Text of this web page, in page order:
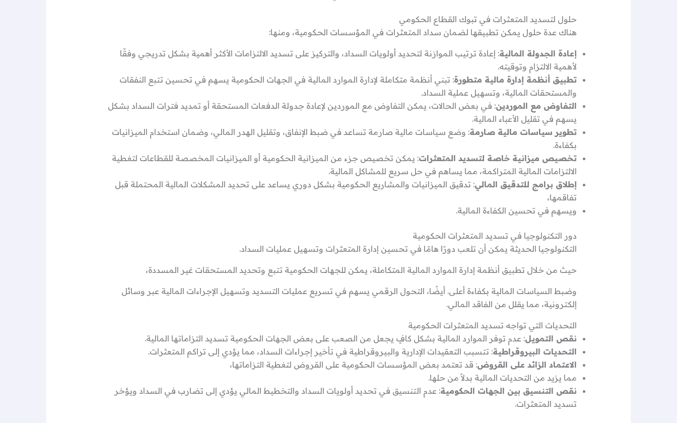
حلول لتسديد المتعثرات في تبوك القطاع الحكومي
هناك عدة حلول يمكن تطبيقها لضمان سداد المتعثرات في المؤسسات الحكومية، ومنها:
إعادة الجدولة المالية: إعادة ترتيب الموازنة لتحديد أولويات السداد، والتركيز على تسديد الالتزامات الأكثر أهمية بشكل تدريجي وفقًا
لأهمية الالتزام وتوقيته.
تطبيق أنظمة إدارة مالية متطورة: تبني أنظمة متكاملة لإدارة الموارد المالية في الجهات الحكومية يسهم في تحسين تتبع النفقات
والمستحقات المالية، وتسهيل عملية السداد.
التفاوض مع الموردين: في بعض الحالات، يمكن التفاوض مع الموردين لإعادة جدولة الدفعات المستحقة أو تمديد فترات السداد بشكل
يسهم في تقليل الأعباء المالية.
تطوير سياسات مالية صارمة: وضع سياسات مالية صارمة تساعد في ضبط الإنفاق، وتقليل الهدر المالي، وضمان استخدام الميزانيات
بكفاءة.
تخصيص ميزانية خاصة لتسديد المتعثرات: يمكن تخصيص جزء من الميزانية الحكومية أو الميزانيات المخصصة للقطاعات لتغطية
الالتزامات المالية المتراكمة، مما يساهم في حل سريع للمشاكل المالية.
إطلاق برامج للتدقيق المالي: تدقيق الميزانيات والمشاريع الحكومية بشكل دوري يساعد على تحديد المشكلات المالية المحتملة قبل
تفاقمها،
ويسهم في تحسين الكفاءة المالية.
دور التكنولوجيا في تسديد المتعثرات الحكومية
التكنولوجيا الحديثة يمكن أن تلعب دورًا هامًا في تحسين إدارة المتعثرات وتسهيل عمليات السداد.
حيث من خلال تطبيق أنظمة إدارة الموارد المالية المتكاملة، يمكن للجهات الحكومية تتبع وتحديد المستحقات غير المسددة،
وضبط السياسات المالية بكفاءة أعلى. أيضًا، التحول الرقمي يسهم في تسريع عمليات التسديد وتسهيل الإجراءات المالية عبر وسائل
إلكترونية، مما يقلل من الفاقد المالي.
التحديات التي تواجه تسديد المتعثرات الحكومية
نقص التمويل: عدم توفر الموارد المالية بشكل كافٍ يجعل من الصعب على بعض الجهات الحكومية تسديد التزاماتها المالية.
التحديات البيروقراطية: تتسبب التعقيدات الإدارية والبيروقراطية في تأخير إجراءات السداد، مما يؤدي إلى تراكم المتعثرات.
الاعتماد الزائد على القروض: قد تعتمد بعض المؤسسات الحكومية على القروض لتغطية التزاماتها،
مما يزيد من التحديات المالية بدلاً من حلها.
نقص التنسيق بين الجهات الحكومية: عدم التنسيق في تحديد أولويات السداد والتخطيط المالي يؤدي إلى تضارب في السداد ويؤخر
تسديد المتعثرات.